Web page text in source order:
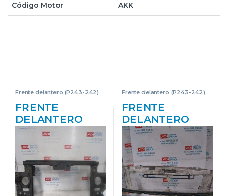
Código Motor AKK
Frente delantero (P243-242)
FRENTE
DELANTERO
VOLKSWAGEN
TOUAREG (7LA)
(2002->) 2.5 TDI
R5 [2,5 LTR. – 128
KW TDI] BAC
NEGRO
Frente delantero (P243-242)
FRENTE
DELANTERO
VOLKSWAGEN
LT 28-46 II
FURGÓN
(2DX0AE) 2.8 TDI
ATA BLANCO